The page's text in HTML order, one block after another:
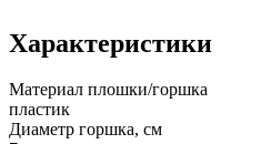
Характеристики
Материал плошки/горшка
пластик
Диаметр горшка, см